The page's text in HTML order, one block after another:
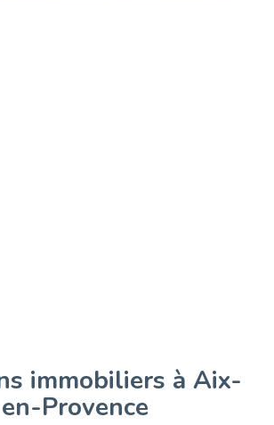
immobiliers à Aix-
en-Provence